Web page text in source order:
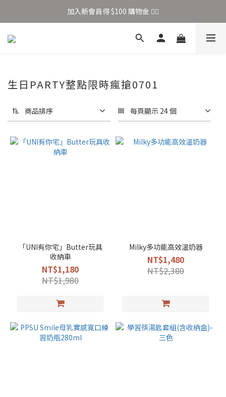
加入新會員得 $100 購物金 👉🏻
加入新會員得 $100 購物金 👉🏻
全站滿 $699 享免運
生日PARTY整點限時瘋搶0701
商品排序 每頁顯示 24 個
「UNI有你宅」Butter玩具
收納車
NT$1,180
NT$1,980
Milky多功能高效溫奶器
NT$1,480
NT$2,380